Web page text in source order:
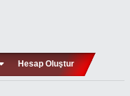
Hesap Oluştur